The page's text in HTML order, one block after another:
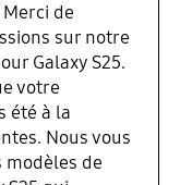
de
sur notre
Galaxy S25.
votre
été à la
Nous vous
de